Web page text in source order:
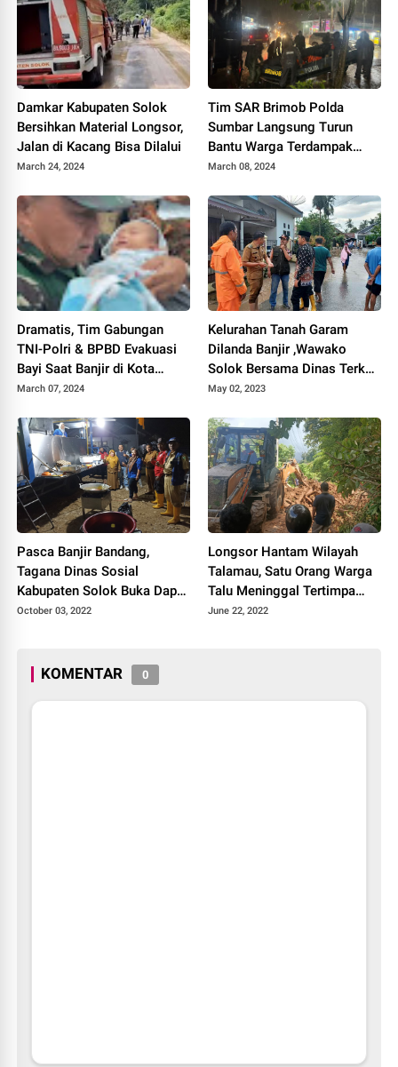
Damkar Kabupaten Solok
Bersihkan Material Longsor,
Jalan di Kacang Bisa Dilalui
March 24, 2024
Tim SAR Brimob Polda
Sumbar Langsung Turun
Bantu Warga Terdampak
Banjir di Tunggul Hitam
March 08, 2024
Dramatis, Tim Gabungan
TNI-Polri & BPBD Evakuasi
Bayi Saat Banjir di Kota
Padang
March 07, 2024
Kelurahan Tanah Garam
Dilanda Banjir ,Wawako
Solok Bersama Dinas Terkait
Langsung Turun ke Lokasi
May 02, 2023
Pasca Banjir Bandang,
Tagana Dinas Sosial
Kabupaten Solok Buka Dapur
Umum Di Nagari Koto Sani
October 03, 2022
Longsor Hantam Wilayah
Talamau, Satu Orang Warga
Talu Meninggal Tertimpa
Material Longsoran
June 22, 2022
KOMENTAR 0